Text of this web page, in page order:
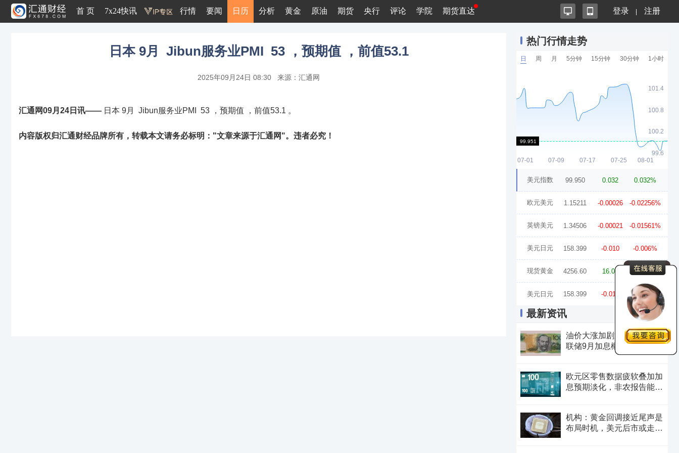
首 页 7x24快讯 行情 要闻 日历 分析 黄金 原油 期货 央行 评论 学院 期货直达 登录 注册
日本 9月 Jibun服务业PMI 53 ，预期值 ，前值53.1
2025年09月24日 08:30 来源：汇通网
汇通网09月24日讯—— 日本 9月 Jibun服务业PMI 53 ，预期值 ，前值53.1 。
内容版权归汇通财经品牌所有，转载本文请务必标明："文章来源于汇通网"。违者必究！
热门行情走势
日 周 月 5分钟 15分钟 30分钟 1小时
美元指数 99.950 0.032 0.032%
欧元美元 1.15211 -0.00026 -0.02256%
英镑美元 1.34506 -0.00021 -0.01561%
美元日元 158.399 -0.010 -0.006%
现货黄金 4256.60 16.05 0.38%
美元日元 158.399 -0.010 -0.006%
最新资讯
油价大涨加剧通胀担忧，美
联储9月加息概率过半，澳
元后市怎么走？
欧元区零售数据疲软叠加加
息预期淡化，非农报告能给
机构：黄金回调接近尾声是
布局时机，美元后市或走弱